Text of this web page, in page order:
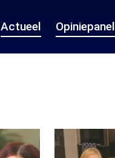
Actueel Opiniepanel